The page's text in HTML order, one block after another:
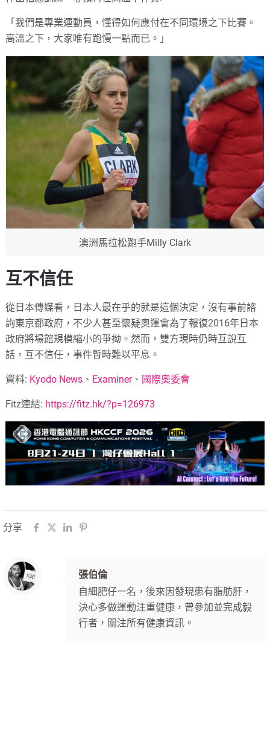
「我們是專業運動員，懂得如何應付在不同環境之下比賽。
高溫之下，大家唯有跑慢一點而已。」
澳洲馬拉松跑手Milly Clark
互不信任
從日本傳媒看，日本人最在乎的就是這個決定，沒有事前諮
詢東京都政府，不少人甚至懷疑奧運會為了報復2016年日本
政府將場館規模縮小的爭拗。然而，雙方現時仍時互說互
話，互不信任，事件暫時難以平息。
資料: Kyodo News 、 Examiner、 國際奧委會
Fitz連結: https://fitz.hk/?p=126973
分享
張伯倫
自細肥仔一名，後來因發現患有脂肪肝，
決心多做運動注重健康，曾參加並完成毅
行者，關注所有健康資訊。